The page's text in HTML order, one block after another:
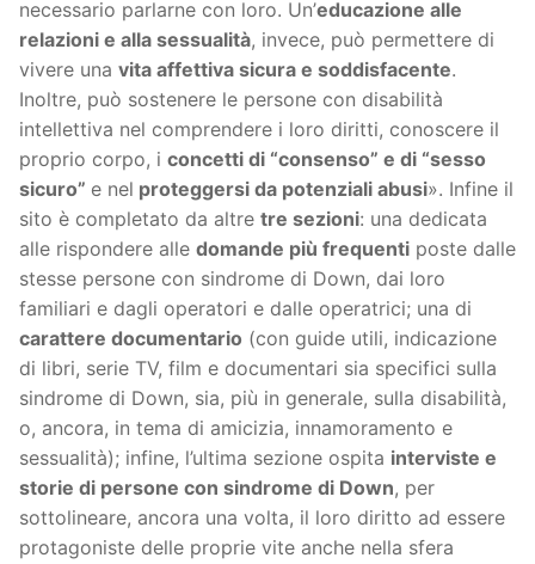
necessario parlarne con loro. Un’educazione alle
relazioni e alla sessualità, invece, può permettere di
vivere una vita affettiva sicura e soddisfacente.
Inoltre, può sostenere le persone con disabilità
intellettiva nel comprendere i loro diritti, conoscere il
proprio corpo, i concetti di “consenso” e di “sesso
sicuro” e nel proteggersi da potenziali abusi». Infine il
sito è completato da altre tre sezioni: una dedicata
alle rispondere alle domande più frequenti poste dalle
stesse persone con sindrome di Down, dai loro
familiari e dagli operatori e dalle operatrici; una di
carattere documentario (con guide utili, indicazione
di libri, serie TV, film e documentari sia specifici sulla
sindrome di Down, sia, più in generale, sulla disabilità,
o, ancora, in tema di amicizia, innamoramento e
sessualità); infine, l’ultima sezione ospita interviste e
storie di persone con sindrome di Down, per
sottolineare, ancora una volta, il loro diritto ad essere
protagoniste delle proprie vite anche nella sfera